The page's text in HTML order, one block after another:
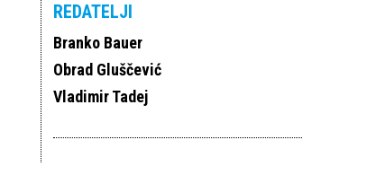
REDATELJI
Branko Bauer
Obrad Gluščević
Vladimir Tadej